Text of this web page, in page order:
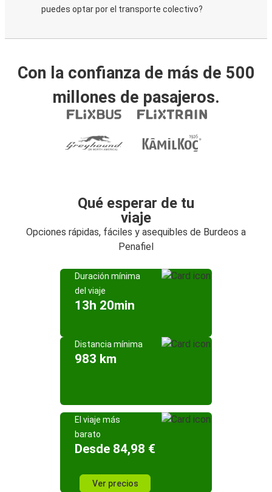
puedes optar por el transporte colectivo?
Con la confianza de más de 500
millones de pasajeros.
Qué esperar de tu
viaje
Opciones rápidas, fáciles y asequibles de Burdeos a
Penafiel
Duración mínima
del viaje
13h 20min
Distancia mínima
983 km
El viaje más
barato
Desde 84,98 €
Ver precios